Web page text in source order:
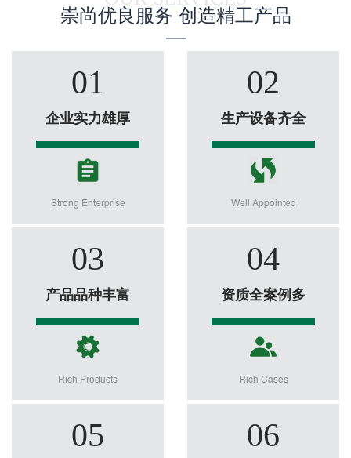
崇尚优良服务 创造精工产品
01
企业实力雄厚
Strong Enterprise
02
生产设备齐全
Well Appointed
03
产品品种丰富
Rich Products
04
资质全案例多
Rich Cases
05 06